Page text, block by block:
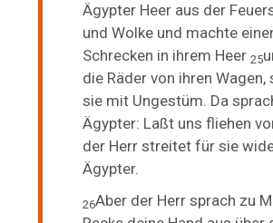
Ägypter Heer aus der
und Wolke und machte
Schrecken in ihrem Heer25
die Räder von ihren
sie mit Ungestüm. Da
Ägypter: Laßt uns fliehen
der Herr streitet für sie
Ägypter.
26Aber der Herr sprach zu